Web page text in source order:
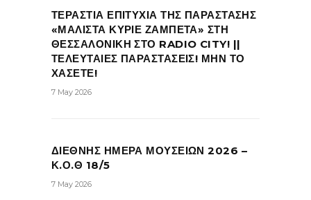
ΤΕΡΑΣΤΙΑ ΕΠΙΤΥΧΙΑ ΤΗΣ ΠΑΡΑΣΤΑΣΗΣ
«ΜΑΛΙΣΤΑ ΚΥΡΙΕ ΖΑΜΠΕΤΑ» ΣΤΗ
ΘΕΣΣΑΛΟΝΙΚΗ ΣΤΟ RADIO CITY! ||
ΤΕΛΕΥΤΑΙΕΣ ΠΑΡΑΣΤΑΣΕΙΣ! ΜΗΝ ΤΟ
ΧΑΣΕΤΕ!
7 May 2026
ΔΙΕΘΝΗΣ ΗΜΕΡΑ ΜΟΥΣΕΙΩΝ 2026 –
Κ.Ο.Θ 18/5
7 May 2026